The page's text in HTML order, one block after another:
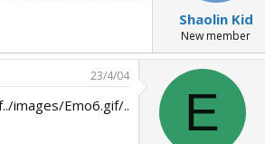
Shaolin Kid
New member
E
23/4/04
../images/Emo6.gif../images/Emo6.gif../images/Emo6.gif